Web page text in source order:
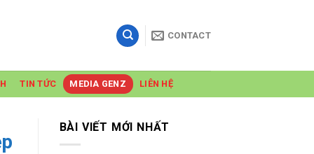
CONTACT
TIN TỨC MEDIA GENZ LIÊN HỆ
BÀI VIẾT MỚI NHẤT